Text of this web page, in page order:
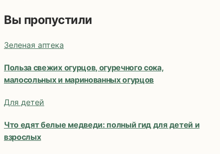
Вы пропустили
Зеленая аптека
Польза свежих огурцов, огуречного сока,
малосольных и маринованных огурцов
Для детей
Что едят белые медведи: полный гид для детей и
взрослых